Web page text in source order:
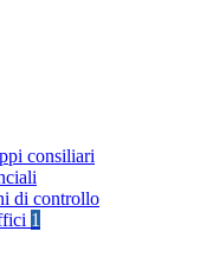
consiliari
di controllo
1